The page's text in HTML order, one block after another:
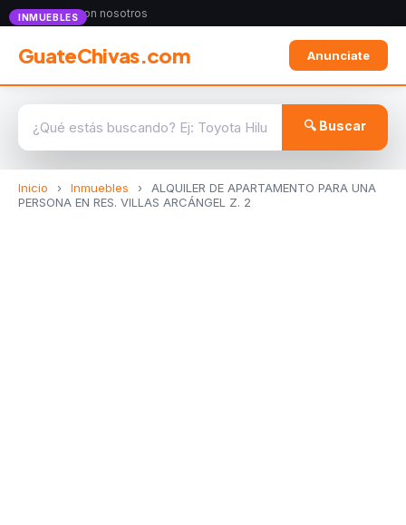
Anunciate con nosotros
GuateChivas.com Anunciate
🔍 Buscar
Inicio › Inmuebles ›
ALQUILER DE APARTAMENTO PARA UNA
PERSONA EN RES. VILLAS ARCÁNGEL Z. 2
INMUEBLES